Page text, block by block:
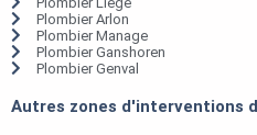
Plombier Arlon
Plombier Manage
Plombier Ganshoren
Plombier Genval
Autres zones d'interventions